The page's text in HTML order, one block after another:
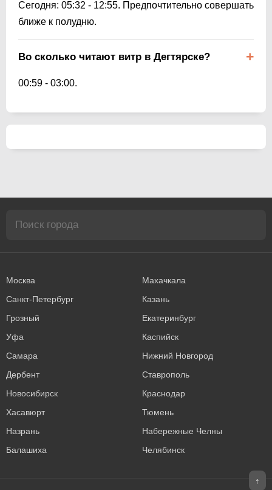
Сегодня: 05:32 - 12:55. Предпочтительно совершать
ближе к полудню.
Во сколько читают витр в Дегтярске?
00:59 - 03:00.
Москва
Махачкала
Санкт-Петербург
Казань
Грозный
Екатеринбург
Уфа
Каспийск
Самара
Нижний Новгород
Дербент
Ставрополь
Новосибирск
Краснодар
Хасавюрт
Тюмень
Назрань
Набережные Челны
Балашиха
Челябинск
↑